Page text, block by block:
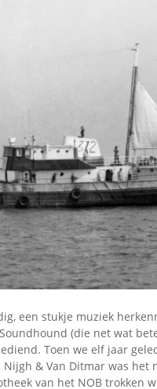
een stukje muziek
(die net wat
Toen we elf jaar
& Van Ditmar was het
van het NOB trokken